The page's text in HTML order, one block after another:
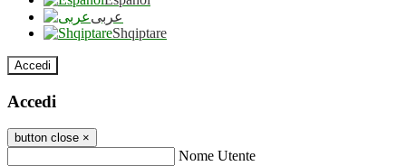
عربى
Shqiptare
Accedi
Accedi
button close ×
Nome Utente